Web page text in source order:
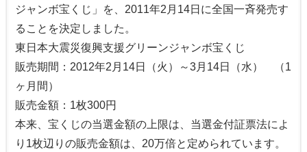
ジャンボ宝くじ」を、2011年2月14日に全国一斉発売す
ることを決定しました。
東日本大震災復興支援グリーンジャンボ宝くじ
販売期間：2012年2月14日（火）～3月14日（水） （1
ヶ月間）
販売金額：1枚300円
本来、宝くじの当選金額の上限は、当選金付証票法によ
り1枚辺りの販売金額は、20万倍と定められています。